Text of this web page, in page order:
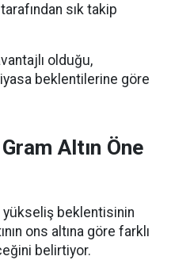
sık takip
olduğu,
beklentilerine göre
Altın Öne
beklentisinin
ons altına göre farklı
belirtiyor.